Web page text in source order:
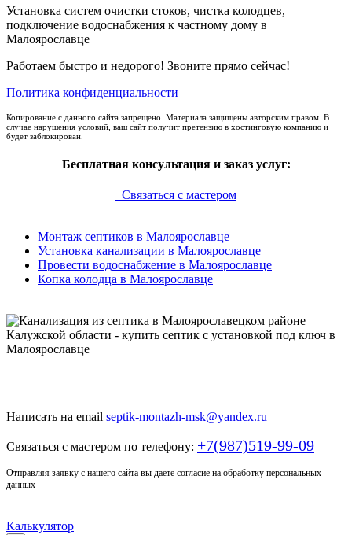
Установка систем очистки стоков, чистка колодцев,
подключение водоснабжения к частному дому в
Малоярославце
Работаем быстро и недорого! Звоните прямо сейчас!
Политика конфиденциальности
Копирование с данного сайта запрещено. Материала защищены авторским правом. В
случае нарушения условий, ваш сайт получит претензию в хостинговую компанию и
будет заблокирован.
Бесплатная консультация и заказ услуг:
Связаться с мастером
Монтаж септиков в Малоярославце
Установка канализации в Малоярославце
Провести водоснабжение в Малоярославце
Копка колодца в Малоярославце
Написать на email septik-montazh-msk@yandex.ru
Связаться с мастером по телефону: +7(987)519-99-09
Отправляя заявку с нашего сайта вы даете согласие на обработку персональных
данных
Калькулятор